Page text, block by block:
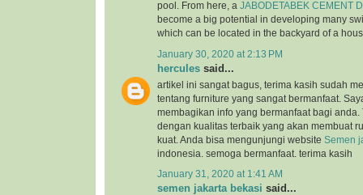
pool. From here, a JABODETABEK CEMENT
become a big potential in developing many
which can be located in the backyard of a
January 30, 2020 at 2:13 PM
hercules said...
artikel ini sangat bagus, terima kasih sudah
tentang furniture yang sangat bermanfaat.
membagikan info yang bermanfaat bagi anda.
dengan kualitas terbaik yang akan membuat
kuat. Anda bisa mengunjungi website Semen
indonesia. semoga bermanfaat. terima kasih
January 31, 2020 at 1:41 AM
semen jakarta bekasi said...